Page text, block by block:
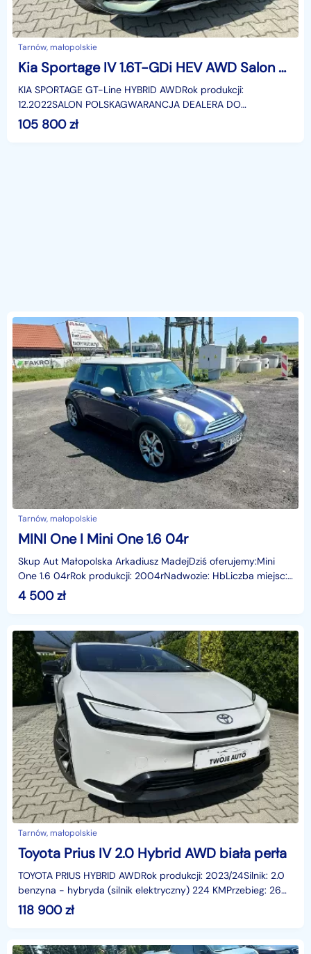
Tarnów, małopolskie
Kia Sportage IV 1.6T-GDi HEV AWD Salon Polska, gwarancja dealera!
KIA SPORTAGE GT-Line HYBRID AWDRok produkcji:
12.2022SALON POLSKAGWARANCJA DEALERA DO
26.11.2027rSilnik: 1.6 T-GDI HEV /benzyna- hybryda/Moc
systemowa /230 KM/S
105 800zł
Tarnów, małopolskie
MINI One I Mini One 1.6 04r
Skup Aut Małopolska Arkadiusz MadejDziś oferujemy:Mini
One 1.6 04rRok produkcji: 2004rNadwozie: HbLiczba miejsc:
4Skrzynia: ManualPrzebieg: 319610 kmWyposażenie
4 500zł
Tarnów, małopolskie
Toyota Prius IV 2.0 Hybrid AWD biała perła
TOYOTA PRIUS HYBRID AWDRok produkcji: 2023/24Silnik: 2.0
benzyna - hybryda (silnik elektryczny) 224 KMPrzebieg: 26
723 kmSkrzynia automatyczna- tryb jazdy /spor
118 900zł